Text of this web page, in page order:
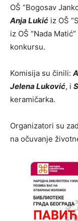
OŠ “Bogosav
Anja Lukić iz OŠ
iz OŠ “Nada
konkursu.
Komisija su činili:
Jelena Luković, i
keramičarka.
Organizatori su
na očuvanje